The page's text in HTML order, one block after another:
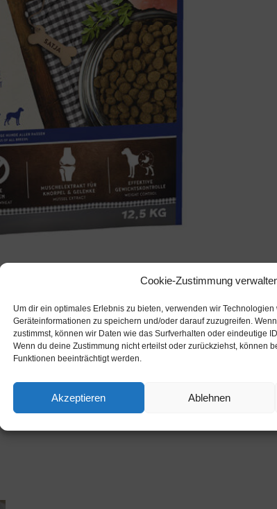
Cookie-Zustimmung
Um dir ein optimales Erlebnis zu bieten, verwenden wir Technologien
Geräteinformationen zu speichern und/oder darauf zuzugreifen.
zustimmst, können wir Daten wie das Surfverhalten oder eindeutige
Wenn du deine Zustimmung nicht erteilst oder zurückziehst, können
Funktionen beeinträchtigt werden.
Akzeptieren Ablehnen
Beschreibung
Hundetrockenfutter Produkte